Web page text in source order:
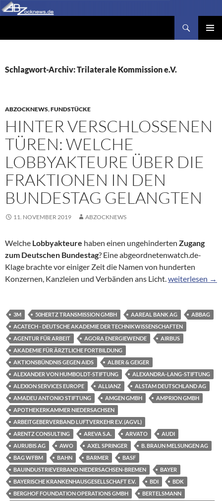
Zum
Inhalt
Schlagwort-Archiv: Trilaterale Kommission e.V.
ABZOCKNEWS,FUNDSTÜCKE
HINTER VERSCHLOSSENEN
TÜREN: WELCHE
LOBBYAKTEURE ÜBER DIE
FRAKTIONEN IN DEN
BUNDESTAG GELANGTEN
11. NOVEMBER 2019 ABZOCKNEWS
Welche Lobbyakteure haben einen ungehinderten Zugang
zum Deutschen Bundestag? Eine abgeordnetenwatch.de-
Klage brachte vor einiger Zeit die Namen von hunderten
Konzernen, Kanzleien und Verbänden ans Licht.Hinter
weiterlesen →
3M 50HERTZ TRANSMISSION GMBH AAREAL BANK AG
ABBAG
ACATECH - DEUTSCHE AKADEMIE DER TECHNIKWISSENSCHAFTEN
AGENTUR FÜR ARBEIT
AGORA ENERGIEWENDE
AIRBUS
AKADEMIE FÜR ÄRZTLICHE FORTBILDUNG
AKTIONSBÜNDNIS GEGEN AIDS
ALBER & GEIGER
ALEXANDER VON HUMBOLDT-STIFTUNG
ALEXANDRA-LANG-STIFTUNG
ALEXION SERVICES EUROPE
ALLIANZ
ALSTAM DEUTSCHLAND AG
AMADEU ANTONIO STIFTUNG
AMGEN GMBH
AMPRION GMBH
APOTHEKERKAMMER NIEDERSACHSEN
ARBEITGEBERVERBAND LUFTVERKEHR E.V. (AGVL)
ARENTZ CONSULTING
AREVA S.A. ARVATO
AUDI
AURUBIS AG
AWO AXEL SPRINGER
B. BRAUN MELSUNGEN AG
BAG WFBM
BAHN BARMER
BASF
BAUINDUSTRIEVERBAND NIEDERSACHSEN-BREMEN
BAYER
BAYERISCHE KRANKENHAUSGESELLSCHAFT E.V.
BDI
BDK
BERGHOF FOUNDATION OPERATIONS GMBH
BERTELSMANN